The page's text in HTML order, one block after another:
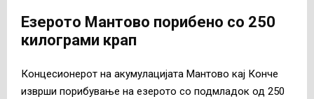
Езерото Мантово порибено со 250
килограми крап
Концесионерот на акумулацијата Мантово кај Конче
изврши порибување на езерото со подмладок од 250